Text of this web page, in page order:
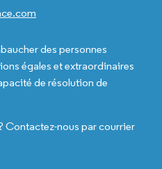
des personnes
égales et extraordinaires
de résolution de
Contactez-nous par courrier